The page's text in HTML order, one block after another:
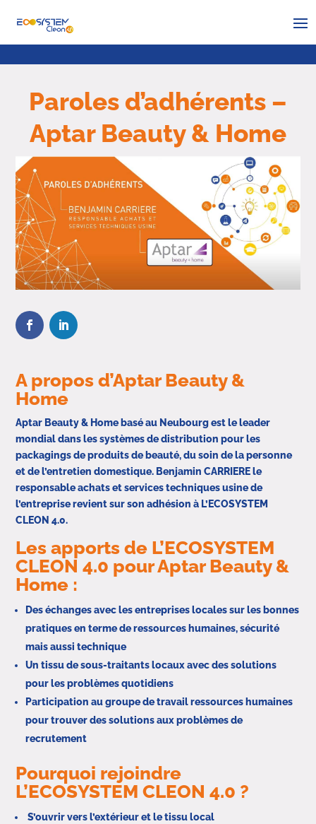
Paroles d’adhérents –
Aptar Beauty & Home
A propos d’Aptar Beauty &
Home
Aptar Beauty & Home basé au Neubourg est le leader
mondial dans les systèmes de distribution pour les
packagings de produits de beauté, du soin de la personne
et de l’entretien domestique. Benjamin CARRIERE le
responsable achats et services techniques usine de
l’entreprise revient sur son adhésion à L’ECOSYSTEM
CLEON 4.0.
Les apports de L’ECOSYSTEM
CLEON 4.0 pour Aptar Beauty &
Home :
Des échanges avec les entreprises locales sur les bonnes
pratiques en terme de ressources humaines, sécurité
mais aussi technique
Un tissu de sous-traitants locaux avec des solutions
pour les problèmes quotidiens
Participation au groupe de travail ressources humaines
pour trouver des solutions aux problèmes de
recrutement
Pourquoi rejoindre
L’ECOSYSTEM CLEON 4.0 ?
S’ouvrir vers l’extérieur et le tissu local